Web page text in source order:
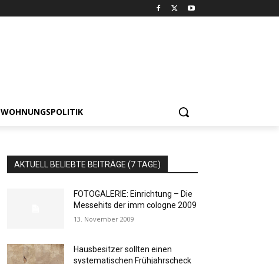
WOHNUNGSPOLITIK
AKTUELL BELIEBTE BEITRÄGE (7 TAGE)
FOTOGALERIE: Einrichtung – Die
Messehits der imm cologne 2009
13. November 2009
Hausbesitzer sollten einen
systematischen Frühjahrscheck